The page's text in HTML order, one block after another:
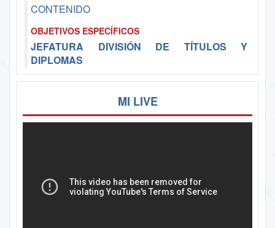
CONTENIDO
OBJETIVOS ESPECÍFICOS
JEFATURA DIVISIÓN DE TÍTULOS Y
DIPLOMAS
MI LIVE